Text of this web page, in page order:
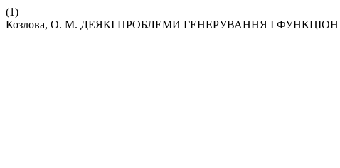
(1)
Козлова, О. М. ДЕЯКІ ПРОБЛЕМИ ГЕНЕРУВАННЯ І